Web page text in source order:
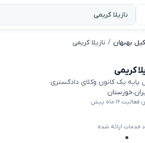
بهبهان نازیلا کریمی
کریمی
پایه یک کانون وکلای دادگستری
،خوزستان
۱۶ ماه پیش
خدمات ارائه شده
۰